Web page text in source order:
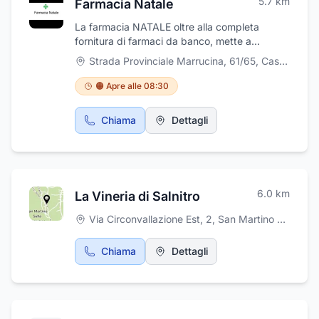
manutenzione del verde. Abruzzo Verde offre
nonché la stesura di preventivi
completamente gratuiti.
Farmacia Natale
La farmacia NATALE oltre alla completa
fornitura di farmaci da banco, mette a
disposizione della clientela una serie di utili
servizi quali: analisi del sangue (quadro
lipidico completo, emoglobina glicata), Holter
pressorio e holter cardiaco, Ecg, prenotazioni
Cup. Lo staff, competente ed aggiornato, sarà
a vostra disposizione per supportarvi in ogni
via Marrucina, 61/65 a Casacanditella, in
Strada Provinciale Marrucina, 61/65, Casacanditella
🟠 Apre alle 08:30
Chiama Dettagli
La Vineria di Salnitro 6.0 km
Via Circonvallazione Est, 2, San Martino sulla Marrucina
Chiama Dettagli